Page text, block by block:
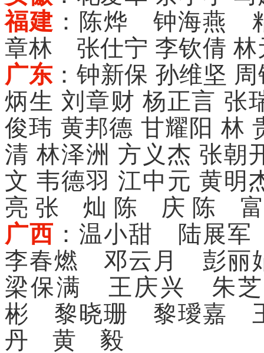
福建 ：陈烨 钟海燕
章林 张仕宁 李钦倩 林
广东 ：钟新保 孙维坚
炳生 刘章财 杨正言 张
俊玮 黄邦德 甘耀阳 林
清 林泽洲 方义杰 张朝
文 韦德羽江中元 黄明
亮 张 灿 陈 庆 陈
广西 ：温小甜 陆展
李春燃 邓云月 彭
梁保满 王庆兴 朱
彬 黎晓珊 黎璦
丹 黄 毅